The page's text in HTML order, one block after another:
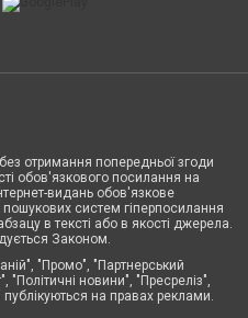
отримання попередньої згоди
обов'язкового посилання на
видань обов'язкове
систем гіперпосилання
в тексті або в якості джерела.
Законом.
"Промо", "Партнерський
"Політичні новини", "Пресреліз",
на правах реклами.